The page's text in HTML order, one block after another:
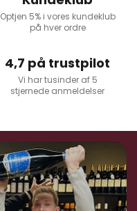
Optjen 5% i vores kundeklub
på hver ordre
4,7 på trustpilot
Vi har tusinder af 5
stjernede anmeldelser